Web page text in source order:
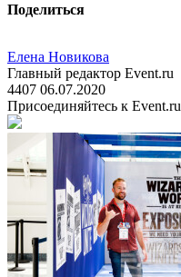
Поделиться
Елена Новикова
Главный редактор Event.ru
4407 06.07.2020
Присоединяйтесь к Event.ru